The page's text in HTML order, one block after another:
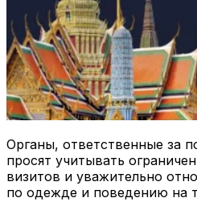
Органы, ответственные за
просят учитывать
визитов и уважительно
по одежде и поведению на